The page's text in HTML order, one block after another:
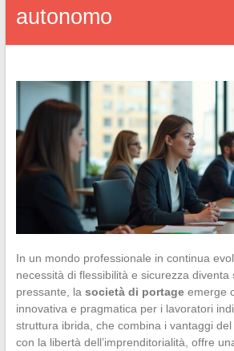
autonomo
In un mondo professionale in continua
necessità di flessibilità e sicurezza diventa
pressante, la società di portageemerge
innovativa e pragmatica per i lavoratori
struttura ibrida, che combina i vantaggi
con la libertà dell’imprenditorialità, offre